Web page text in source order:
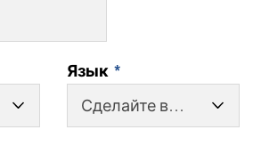
Язык *
Сделайте выбор